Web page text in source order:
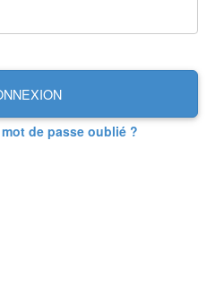
de passe oublié ?